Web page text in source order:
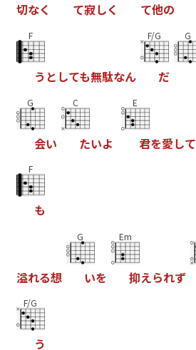
切なく て寂しく て他の
F
う と しても無駄なん
F/G
だ
G
G
会い
C
たいよ
E
君を愛して
F
も
溢れる想
G
いを
Em
抑えられず
F/G
う